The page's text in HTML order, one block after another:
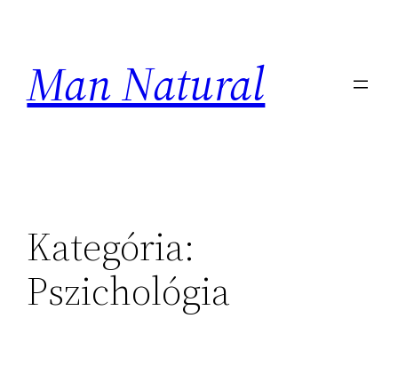
tartalomhoz
Man Natural
Kategória:
Pszichológia